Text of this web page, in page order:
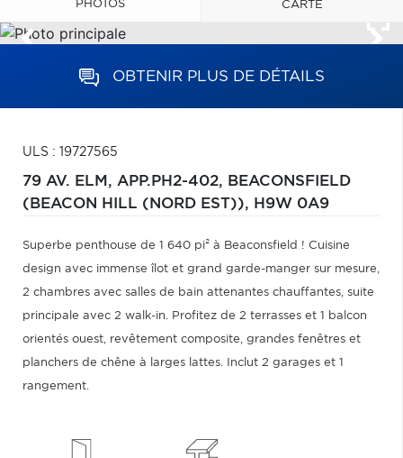
PHOTOS CARTE
OBTENIR PLUS DE DÉTAILS
ULS : 19727565
79 AV. ELM, APP.PH2-402, BEACONSFIELD
(BEACON HILL (NORD EST)), H9W 0A9
Superbe penthouse de 1 640 pi² à Beaconsfield ! Cuisine
design avec immense îlot et grand garde-manger sur mesure,
2 chambres avec salles de bain attenantes chauffantes, suite
principale avec 2 walk-in. Profitez de 2 terrasses et 1 balcon
orientés ouest, revêtement composite, grandes fenêtres et
planchers de chêne à larges lattes. Inclut 2 garages et 1
rangement.